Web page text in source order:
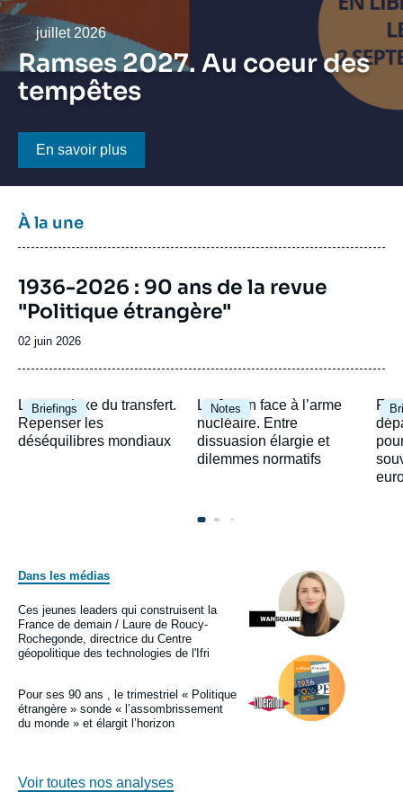
Nous soutenir
Date
juillet 2026
Ramses 2027. Au coeur des
tempêtes
Bouton CTA
En savoir plus
Titre
bloc
la
une
À la une
Image
de
couverture
la
1936-2026 : 90 ans de la revue
"Politique étrangère"
Date
02 juin 2026
Briefings
Image
principale
Le paradoxe du transfert.
Repenser les
déséquilibres mondiaux
Notes
Image
principale
Le Japon face à l’arme
nucléaire. Entre
dissuasion élargie et
dilemmes normatifs
Dans les médias
Logo
Image
principale
médiatique
Ces jeunes leaders qui construisent la
France de demain / Laure de Roucy-
Rochegonde, directrice du Centre
géopolitique des technologies de l'Ifri
Logo
Image
principale
médiatique
Pour ses 90 ans , le trimestriel « Politique
étrangère » sonde « l’assombrissement
du monde » et élargit l’horizon
Voir toutes nos analyses